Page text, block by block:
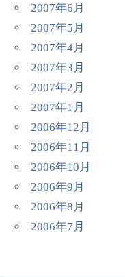
2007年6月
2007年5月
2007年4月
2007年3月
2007年2月
2007年1月
2006年12月
2006年11月
2006年10月
2006年9月
2006年8月
2006年7月